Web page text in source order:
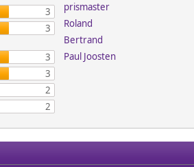
3
3
3
3
2
2
prismaster
Roland
Bertrand
Paul Joosten